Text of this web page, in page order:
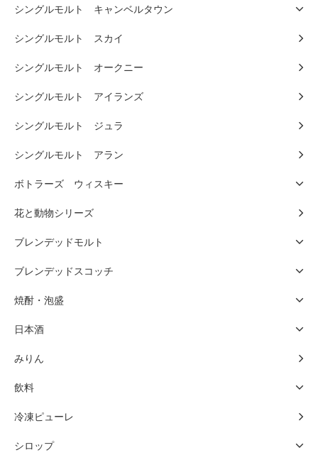
シングルモルト キャンベルタウン
シングルモルト スカイ
シングルモルト オークニー
シングルモルト アイランズ
シングルモルト ジュラ
シングルモルト アラン
ボトラーズ ウィスキー
花と動物シリーズ
ブレンデッドモルト
ブレンデッドスコッチ
焼酎・泡盛
日本酒
みりん
飲料
冷凍ピューレ
シロップ